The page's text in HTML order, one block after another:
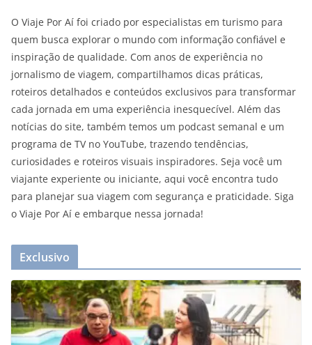
O Viaje Por Aí foi criado por especialistas em turismo para
quem busca explorar o mundo com informação confiável e
inspiração de qualidade. Com anos de experiência no
jornalismo de viagem, compartilhamos dicas práticas,
roteiros detalhados e conteúdos exclusivos para transformar
cada jornada em uma experiência inesquecível. Além das
notícias do site, também temos um podcast semanal e um
programa de TV no YouTube, trazendo tendências,
curiosidades e roteiros visuais inspiradores. Seja você um
viajante experiente ou iniciante, aqui você encontra tudo
para planejar sua viagem com segurança e praticidade. Siga
o Viaje Por Aí e embarque nessa jornada!
Exclusivo